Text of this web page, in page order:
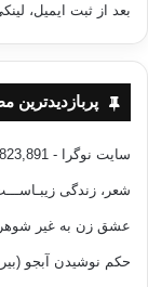
بعد از ثبت ایمیل،
سایت نوگرا - 823,891 بازدید
شعر، زندگی
عشق زن به غیر شوهر
حکم نوشیدن آبجو